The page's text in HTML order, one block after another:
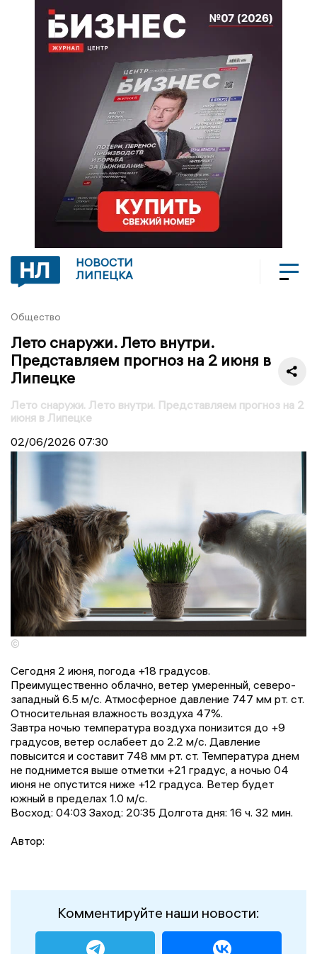
НОВОСТИ
ЛИПЕЦКА
Общество
Лето снаружи. Лето внутри.
Представляем прогноз на 2 июня в
Липецке
Лето снаружи. Лето внутри. Представляем прогноз на 2
июня в Липецке
02/06/2026 07:30
©
Сегодня 2 июня, погода +18 градусов.
Преимущественно облачно, ветер умеренный, северо-
западный 6.5 м/с. Атмосферное давление 747 мм рт. ст.
Относительная влажность воздуха 47%.
Завтра ночью температура воздуха понизится до +9
градусов, ветер ослабеет до 2.2 м/с. Давление
повысится и составит 748 мм рт. ст. Температура днем
не поднимется выше отметки +21 градус, a ночью 04
июня не опустится ниже +12 градусa. Ветер будет
южный в пределах 1.0 м/с.
Восход: 04:03 Заход: 20:35 Долгота дня: 16 ч. 32 мин.
Автор:
Комментируйте наши новости: